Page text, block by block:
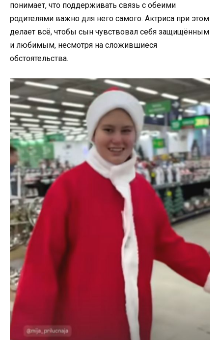
понимает, что поддерживать связь с обеими
родителями важно для него самого. Актриса при этом
делает всё, чтобы сын чувствовал себя защищённым
и любимым, несмотря на сложившиеся
обстоятельства.